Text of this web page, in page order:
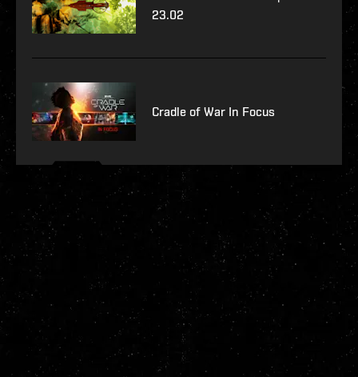
23.02
Cradle of War In Focus